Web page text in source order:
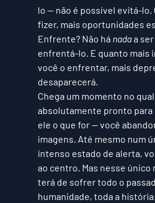
lo — não é possível evitá-lo.
fizer, mais oportunidades
Enfrente? Não há nada a
enfrentá-lo. E quanto mais
você o enfrentar, mais
desaparecerá.
Chega um momento no
absolutamente pronto
ele o que for — você
imagens. Até mesmo num
intenso estado de alerta,
ao centro. Mas nesse único
terá de sofrer todo o
humanidade, toda a